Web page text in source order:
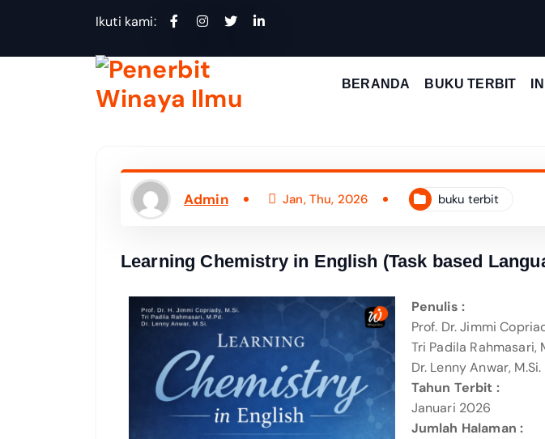
Ikuti kami:
BERANDA BUKU TERBIT
Admin Jan, Thu, 2026 buku terbit
Learning Chemistry in English (Task based
Penulis :
Prof. Dr. Jimmi
Tri Padila Rahmasari,
Dr. Lenny Anwar, M.Si.
Tahun Terbit :
Januari 2026
Jumlah Halaman :